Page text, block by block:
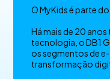
O MyKids é parte do
Há mais de 20
tecnologia, o DB1
os segmentos de
transformação